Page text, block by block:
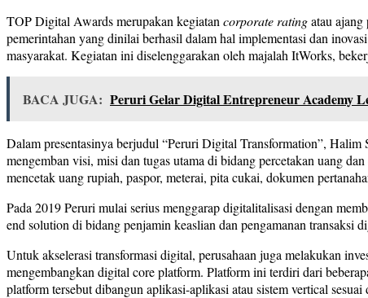
TOP Digital Awards merupakan kegiatan corporate ratingatau
pemerintahan yang dinilai berhasil dalam hal implementasi dan
masyarakat. Kegiatan ini diselenggarakan oleh majalah ItWorks,
BACA JUGA: Peruri Gelar Digital Entrepreneur Academy
Dalam presentasinya berjudul “Peruri Digital Transformation”,
mengemban visi, misi dan tugas utama di bidang percetakan uang
mencetak uang rupiah, paspor, meterai, pita cukai, dokumen
Pada 2019 Peruri mulai serius menggarap digitalitalisasi dengan
end solution di bidang penjamin keaslian dan pengamanan transaksi
Untuk akselerasi transformasi digital, perusahaan juga melakukan
mengembangkan digital core platform. Platform ini terdiri dari
platform tersebut dibangun aplikasi-aplikasi atau sistem vertical